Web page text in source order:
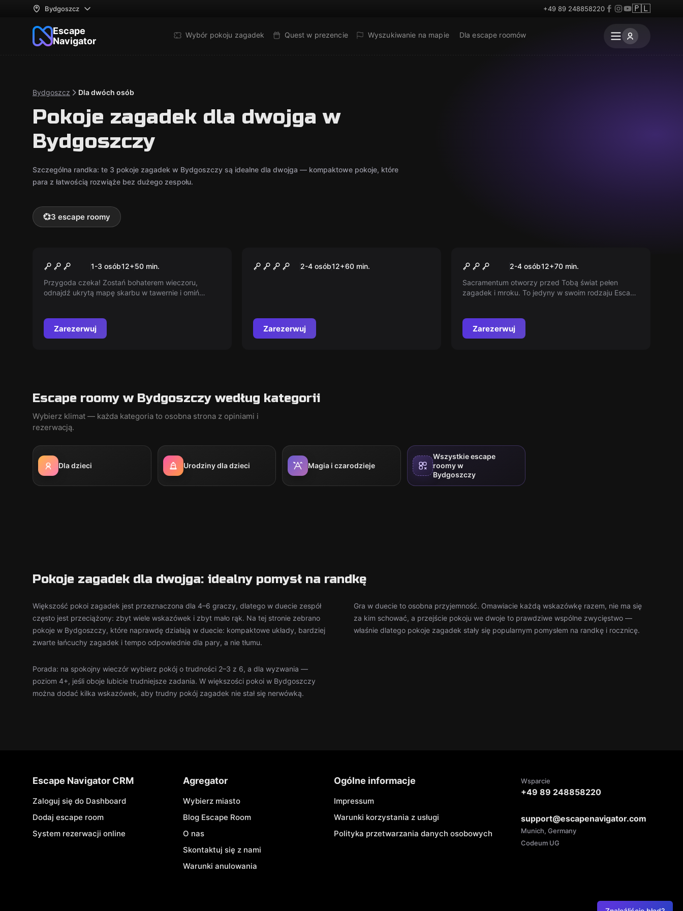
Bydgoszcz +49 89 248858220 🇵🇱
Escape
Navigator
Wybór pokoju zagadek Quest w prezencie Wyszukiwanie na mapie Dla escape roomów
Bydgoszcz Dla dwóch osób
Pokoje zagadek dla dwojga w
Bydgoszczy
Szczególna randka: te 3 pokoje zagadek w Bydgoszczy są idealne dla dwojga — kompaktowe pokoje, które
para z łatwością rozwiąże bez dużego zespołu.
💞3 escape roomy
Piracka Tawerna
1-3 osób12+50 min.
Przygoda czeka! Zostań bohaterem wieczoru,
odnajdź ukrytą mapę skarbu w tawernie i omiń
Zarezerwuj
SZKOŁA MAGII - PIERWSZY
2-4 osób12+60 min.
Zarezerwuj
Nowy
Sacramentum
2-4 osób12+70 min.
Sacramentum otworzy przed Tobą świat pełen
zagadek i mroku. To jedyny w swoim rodzaju Escape
wykracza poza wszystko, co dotąd znałeś?
Zarezerwuj
Escape roomy w Bydgoszczy według kategorii
Wybierz klimat — każda kategoria to osobna strona z opiniami i
rezerwacją.
Dla dzieci Urodziny dla dzieci Magia i czarodzieje
Wszystkie escape
roomy w
Bydgoszczy
Pokoje zagadek dla dwojga: idealny pomysł na randkę
Większość pokoi zagadek jest przeznaczona dla 4–6 graczy, dlatego w duecie zespół
często jest przeciążony: zbyt wiele wskazówek i zbyt mało rąk. Na tej stronie zebrano
pokoje w Bydgoszczy, które naprawdę działają w duecie: kompaktowe układy, bardziej
zwarte łańcuchy zagadek i tempo odpowiednie dla pary, a nie tłumu.
Gra w duecie to osobna przyjemność. Omawiacie każdą wskazówkę razem, nie ma się
za kim schować, a przejście pokoju we dwoje to prawdziwe wspólne zwycięstwo —
właśnie dlatego pokoje zagadek stały się popularnym pomysłem na randkę i rocznicę.
Porada: na spokojny wieczór wybierz pokój o trudności 2–3 z 6, a dla wyzwania —
poziom 4+, jeśli oboje lubicie trudniejsze zadania. W większości pokoi w Bydgoszczy
można dodać kilka wskazówek, aby trudny pokój zagadek nie stał się nerwówką.
Escape Navigator CRM
Zaloguj się do Dashboard
Dodaj escape room
System rezerwacji online
Agregator
Wybierz miasto
Blog Escape Room
O nas
Skontaktuj się z nami
Warunki anulowania
Ogólne informacje
Impressum
Warunki korzystania z usługi
Polityka przetwarzania danych osobowych
Wsparcie
+49 89 248858220
support@escapenavigator.com
Munich, Germany
Codeum UG